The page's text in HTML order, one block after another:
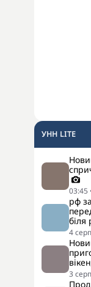
УНН LITE
03:45
рф
біля
4
3